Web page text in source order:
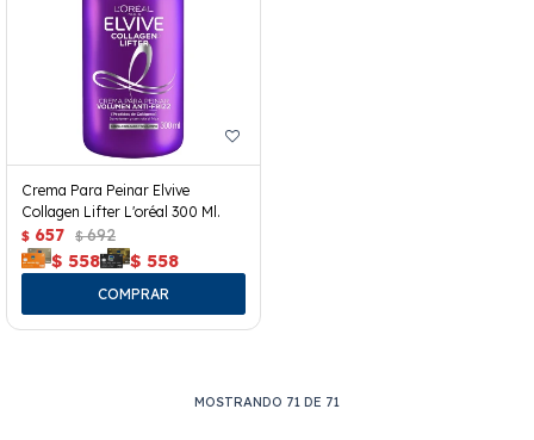
Crema Para Peinar Elvive
Collagen Lifter L'oréal 300 Ml.
$ 657 $ 692
$ 558 $ 558
MOSTRANDO 71 DE 71